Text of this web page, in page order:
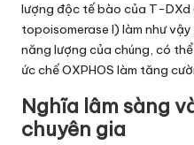
lượng độc tế bào của T-
topoisomerase I) làm như
năng lượng của chúng, có
ức chế OXPHOS làm tăng
Nghĩa lâm sàng
chuyên gia